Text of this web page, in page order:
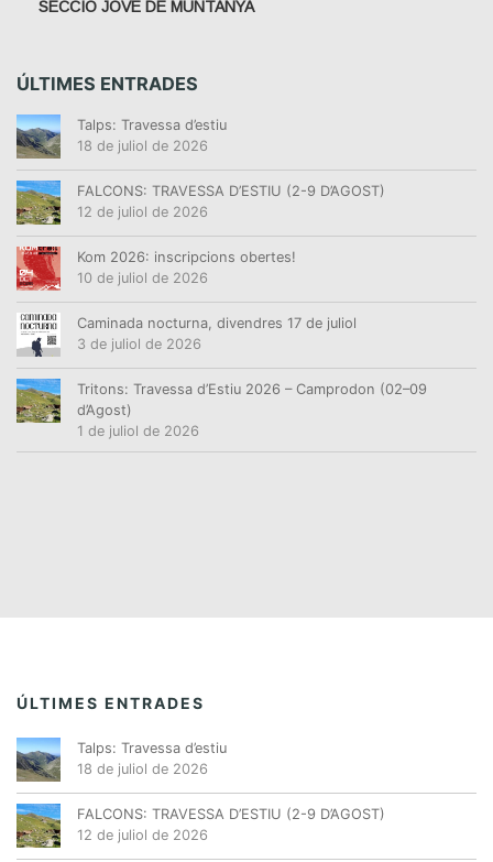
D
E
N
E
R
.
SECCIÓ JOVE DE MUNTANYA
ÚLTIMES ENTRADES
Talps: Travessa d’estiu
18 de juliol de 2026
FALCONS: TRAVESSA D’ESTIU (2-9 D’AGOST)
12 de juliol de 2026
Kom 2026: inscripcions obertes!
10 de juliol de 2026
Caminada nocturna, divendres 17 de juliol
3 de juliol de 2026
Tritons: Travessa d’Estiu 2026 – Camprodon (02–09
d’Agost)
1 de juliol de 2026
ÚLTIMES ENTRADES
Talps: Travessa d’estiu
18 de juliol de 2026
FALCONS: TRAVESSA D’ESTIU (2-9 D’AGOST)
12 de juliol de 2026